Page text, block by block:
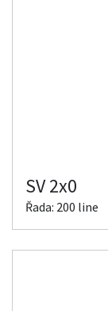
SV 2x0
Řada: 200 line